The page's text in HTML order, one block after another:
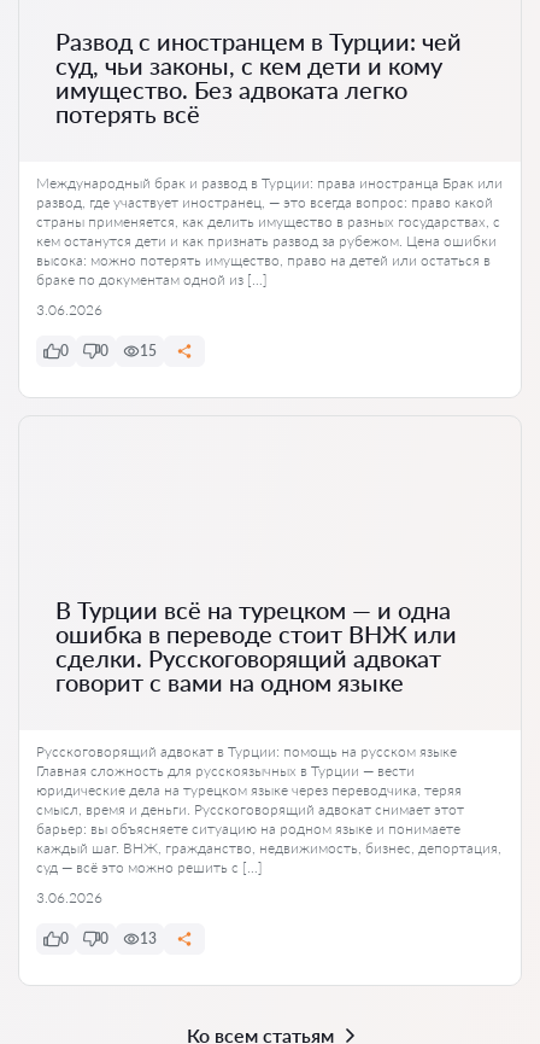
Развод с иностранцем в Турции: чей
суд, чьи законы, с кем дети и кому
имущество. Без адвоката легко
потерять всё
Международный брак и развод в Турции: права иностранца Брак или
развод, где участвует иностранец, — это всегда вопрос: право какой
страны применяется, как делить имущество в разных государствах, с
кем останутся дети и как признать развод за рубежом. Цена ошибки
высока: можно потерять имущество, право на детей или остаться в
браке по документам одной из […]
3.06.2026
0 0 15
В Турции всё на турецком — и одна
ошибка в переводе стоит ВНЖ или
сделки. Русскоговорящий адвокат
говорит с вами на одном языке
Русскоговорящий адвокат в Турции: помощь на русском языке
Главная сложность для русскоязычных в Турции — вести
юридические дела на турецком языке через переводчика, теряя
смысл, время и деньги. Русскоговорящий адвокат снимает этот
барьер: вы объясняете ситуацию на родном языке и понимаете
каждый шаг. ВНЖ, гражданство, недвижимость, бизнес, депортация,
суд — всё это можно решить с […]
3.06.2026
0 0 13
Ко всем статьям